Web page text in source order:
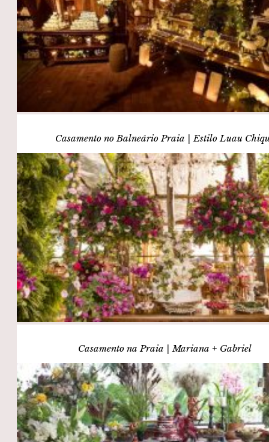
Casamento no Balneário Praia | Estilo Luau
Casamento na Praia | Mariana + Gabriel